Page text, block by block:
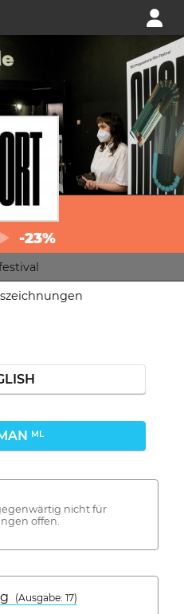
-23%
ML
nicht für
offen.
(Ausgabe: 17)